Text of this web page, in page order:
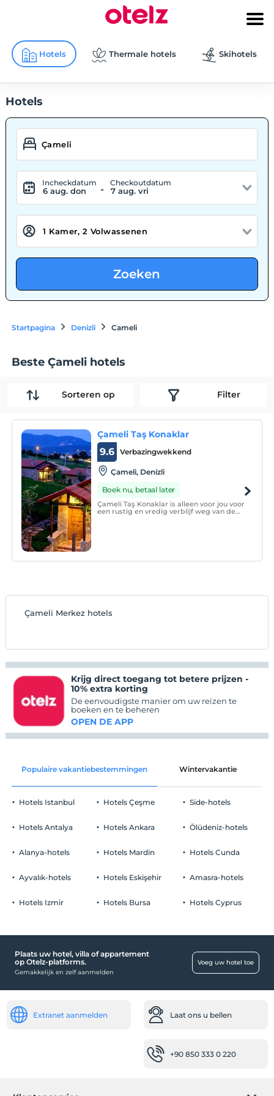
Hotels Thermale hotels Skihotels
Hotels
Incheckdatum
6 aug. don -
Checkoutdatum
7 aug. vri
Zoeken
Startpagina Denizli Cameli
Beste Çameli hotels
Sorteren op Filter
Çameli Taş Konaklar
Verbazingwekkend
9.6
Çameli, Denizli
Boek nu, betaal later
Çameli Taş Konaklar is alleen voor jou voor
een rustig en vredig verblijf weg van de
Çameli Merkez hotels
Krijg direct toegang tot betere prijzen -
10% extra korting
De eenvoudigste manier om uw reizen te
boeken en te beheren
OPEN DE APP
Populaire vakantiebestemmingen Wintervakantie
Hotels Istanbul
Hotels Antalya
Alanya-hotels
Ayvalık-hotels
Hotels Izmir
Hotels Çeşme
Hotels Ankara
Hotels Mardin
Hotels Eskişehir
Hotels Bursa
Side-hotels
Ölüdeniz-hotels
Hotels Cunda
Amasra-hotels
Hotels Cyprus
Plaats uw hotel, villa of appartement
op Otelz-platforms.
Gemakkelijk en zelf aanmelden
Voeg uw hotel toe
Extranet aanmelden Laat ons u bellen
+90 850 333 0 220